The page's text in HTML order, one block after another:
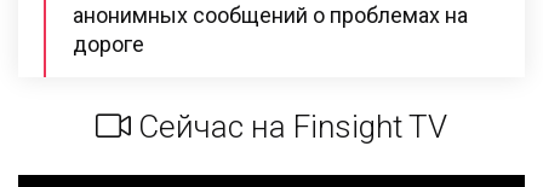
анонимных сообщений о проблемах на
дороге
Сейчас на Finsight TV